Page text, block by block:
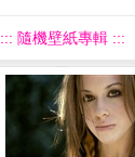
::: 隨機壁紙專輯 :::